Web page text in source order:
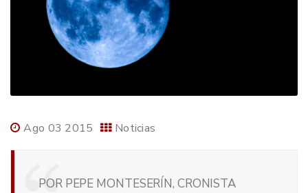
Ago 03 2015 Noticias
POR PEPE MONTESERÍN, CRONISTA